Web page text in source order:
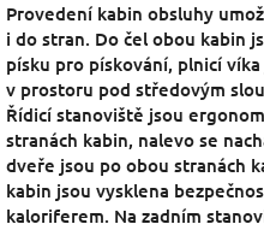
Provedení kabin obsluhy
i do stran. Do čel obou kabin
písku pro pískování, plnicí
v prostoru pod středovým
Řídicí stanoviště jsou
stranách kabin, nalevo se
dveře jsou po obou stranách
kabin jsou vysklena
kaloriferem. Na zadním